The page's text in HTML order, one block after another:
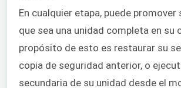
En cualquier etapa, puede promover
que sea una unidad completa en su
propósito de esto es restaurar su
copia de seguridad anterior, o
secundaria de su unidad desde el